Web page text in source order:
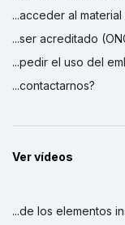
...acceder al
...ser acreditado
...pedir el uso del
...contactarnos?
Ver vídeos
...de los elementos